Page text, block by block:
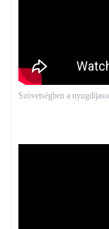
Szövetségben a